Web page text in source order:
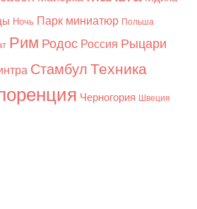
Ночь Парк миниатюр Польша
Рим Родос Россия Рыцари
Стамбул Техника
Черногория Швеция